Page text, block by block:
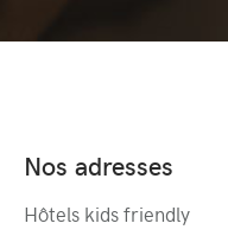
Nos adresses
Hôtels kids friendly